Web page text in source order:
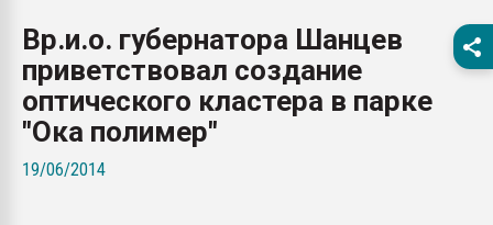
Продам отходы
поликарбоната и АБС-
Armaloy PC/ABS-1IM
26.07.2022 "Сибирский
Вр.и.о. губернатора Шанцев
приветствовал создание
оптического кластера в парке
"Ока полимер"
19/06/2014